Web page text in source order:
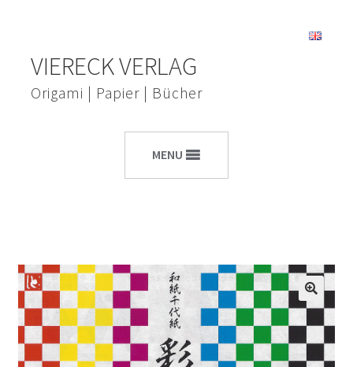
Navigation
springen
Inhalt
springen
VIERECK VERLAG
Origami | Papier | Bücher
MENU